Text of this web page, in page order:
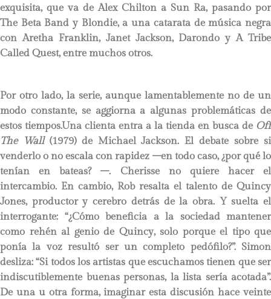
exquisita, que va de Alex Chilton a Sun Ra, pasando por
The Beta Band y Blondie, a una catarata de música negra
con Aretha Franklin, Janet Jackson, Darondo y A Tribe
Called Quest, entre muchos otros.
Por otro lado, la serie, aunque lamentablemente no de un
modo constante, se aggiorna a algunas problemáticas de
estos tiempos.Una clienta entra a la tienda en busca de Off
The Wall(1979) de Michael Jackson. El debate sobre si
venderlo o no escala con rapidez –en todo caso, ¿por qué lo
tenían en bateas? –. Cherisse no quiere hacer el
intercambio. En cambio, Rob resalta el talento de Quincy
Jones, productor y cerebro detrás de la obra. Y suelta el
interrogante: “¿Cómo beneficia a la sociedad mantener
como rehén al genio de Quincy, solo porque el tipo que
ponía la voz resultó ser un completo pedófilo?”. Simon
desliza: “Si todos los artistas que escuchamos tienen que ser
indiscutiblemente buenas personas, la lista sería acotada”.
De una u otra forma, imaginar esta discusión hace veinte